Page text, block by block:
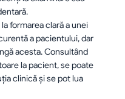
formarea clară a unei
a pacientului, dar
acesta. Consultând
la pacient, se poate
clinică şi se pot lua